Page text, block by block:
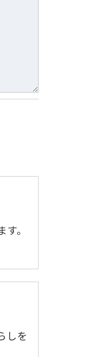
。
しを